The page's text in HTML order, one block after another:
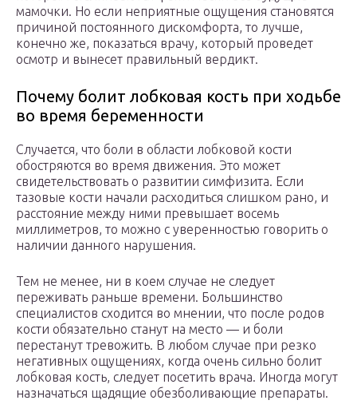
мамочки. Но если неприятные ощущения становятся
причиной постоянного дискомфорта, то лучше,
конечно же, показаться врачу, который проведет
осмотр и вынесет правильный вердикт.
Почему болит лобковая кость при ходьбе
во время беременности
Случается, что боли в области лобковой кости
обостряются во время движения. Это может
свидетельствовать о развитии симфизита. Если
тазовые кости начали расходиться слишком рано, и
расстояние между ними превышает восемь
миллиметров, то можно с уверенностью говорить о
наличии данного нарушения.
Тем не менее, ни в коем случае не следует
переживать раньше времени. Большинство
специалистов сходится во мнении, что после родов
кости обязательно станут на место — и боли
перестанут тревожить. В любом случае при резко
негативных ощущениях, когда очень сильно болит
лобковая кость, следует посетить врача. Иногда могут
назначаться щадящие обезболивающие препараты.